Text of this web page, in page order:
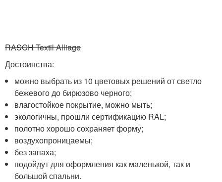
RASCH Textil Alliage
Достоинства:
можно выбрать из 10 цветовых решений от светло
бежевого до бирюзово черного;
влагостойкое покрытие, можно мыть;
экологичны, прошли сертификацию RAL;
полотно хорошо сохраняет форму;
воздухопроницаемы;
без запаха;
подойдут для оформления как маленькой, так и
большой спальни.